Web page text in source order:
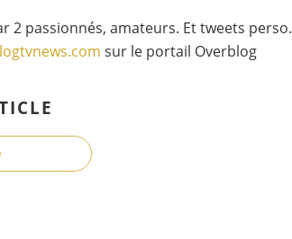
2 passionnés, amateurs. Et tweets perso.
sur le portail Overblog